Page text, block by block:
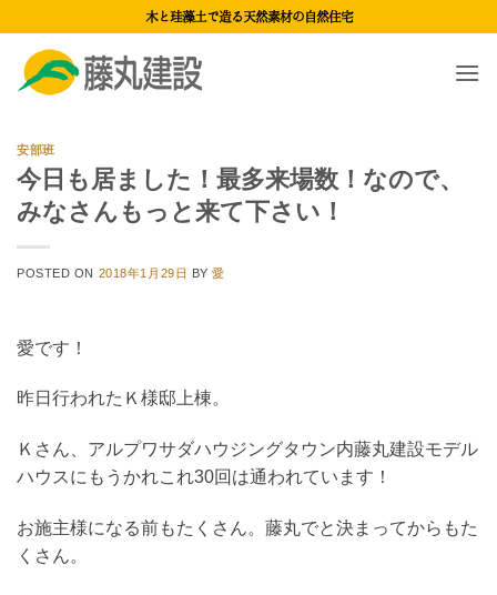
content
木と珪藻土で造る天然素材の自然住宅
安部班
今日も居ました！最多来場数！なので、
みなさんもっと来て下さい！
POSTED ON 2018年1月29日 BY愛
愛です！
昨日行われたＫ様邸上棟。
Ｋさん、アルプワサダハウジングタウン内藤丸建設モデル
ハウスにもうかれこれ30回は通われています！
お施主様になる前もたくさん。藤丸でと決まってからもた
くさん。